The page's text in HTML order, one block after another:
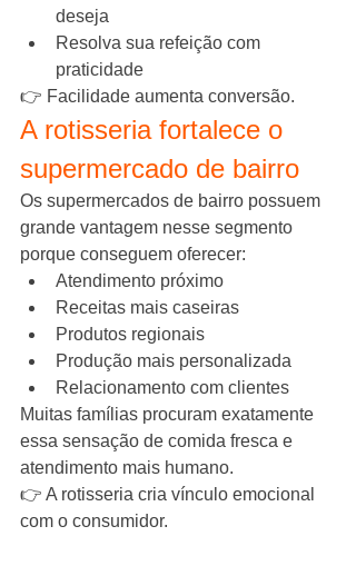
deseja
Resolva sua refeição com
praticidade
👉 Facilidade aumenta conversão.
A rotisseria fortalece o
supermercado de bairro
Os supermercados de bairro possuem
grande vantagem nesse segmento
porque conseguem oferecer:
Atendimento próximo
Receitas mais caseiras
Produtos regionais
Produção mais personalizada
Relacionamento com clientes
Muitas famílias procuram exatamente
essa sensação de comida fresca e
atendimento mais humano.
👉 A rotisseria cria vínculo emocional
com o consumidor.